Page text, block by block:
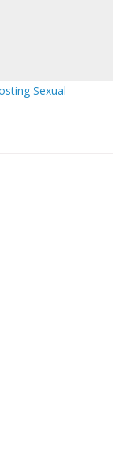
Sexual